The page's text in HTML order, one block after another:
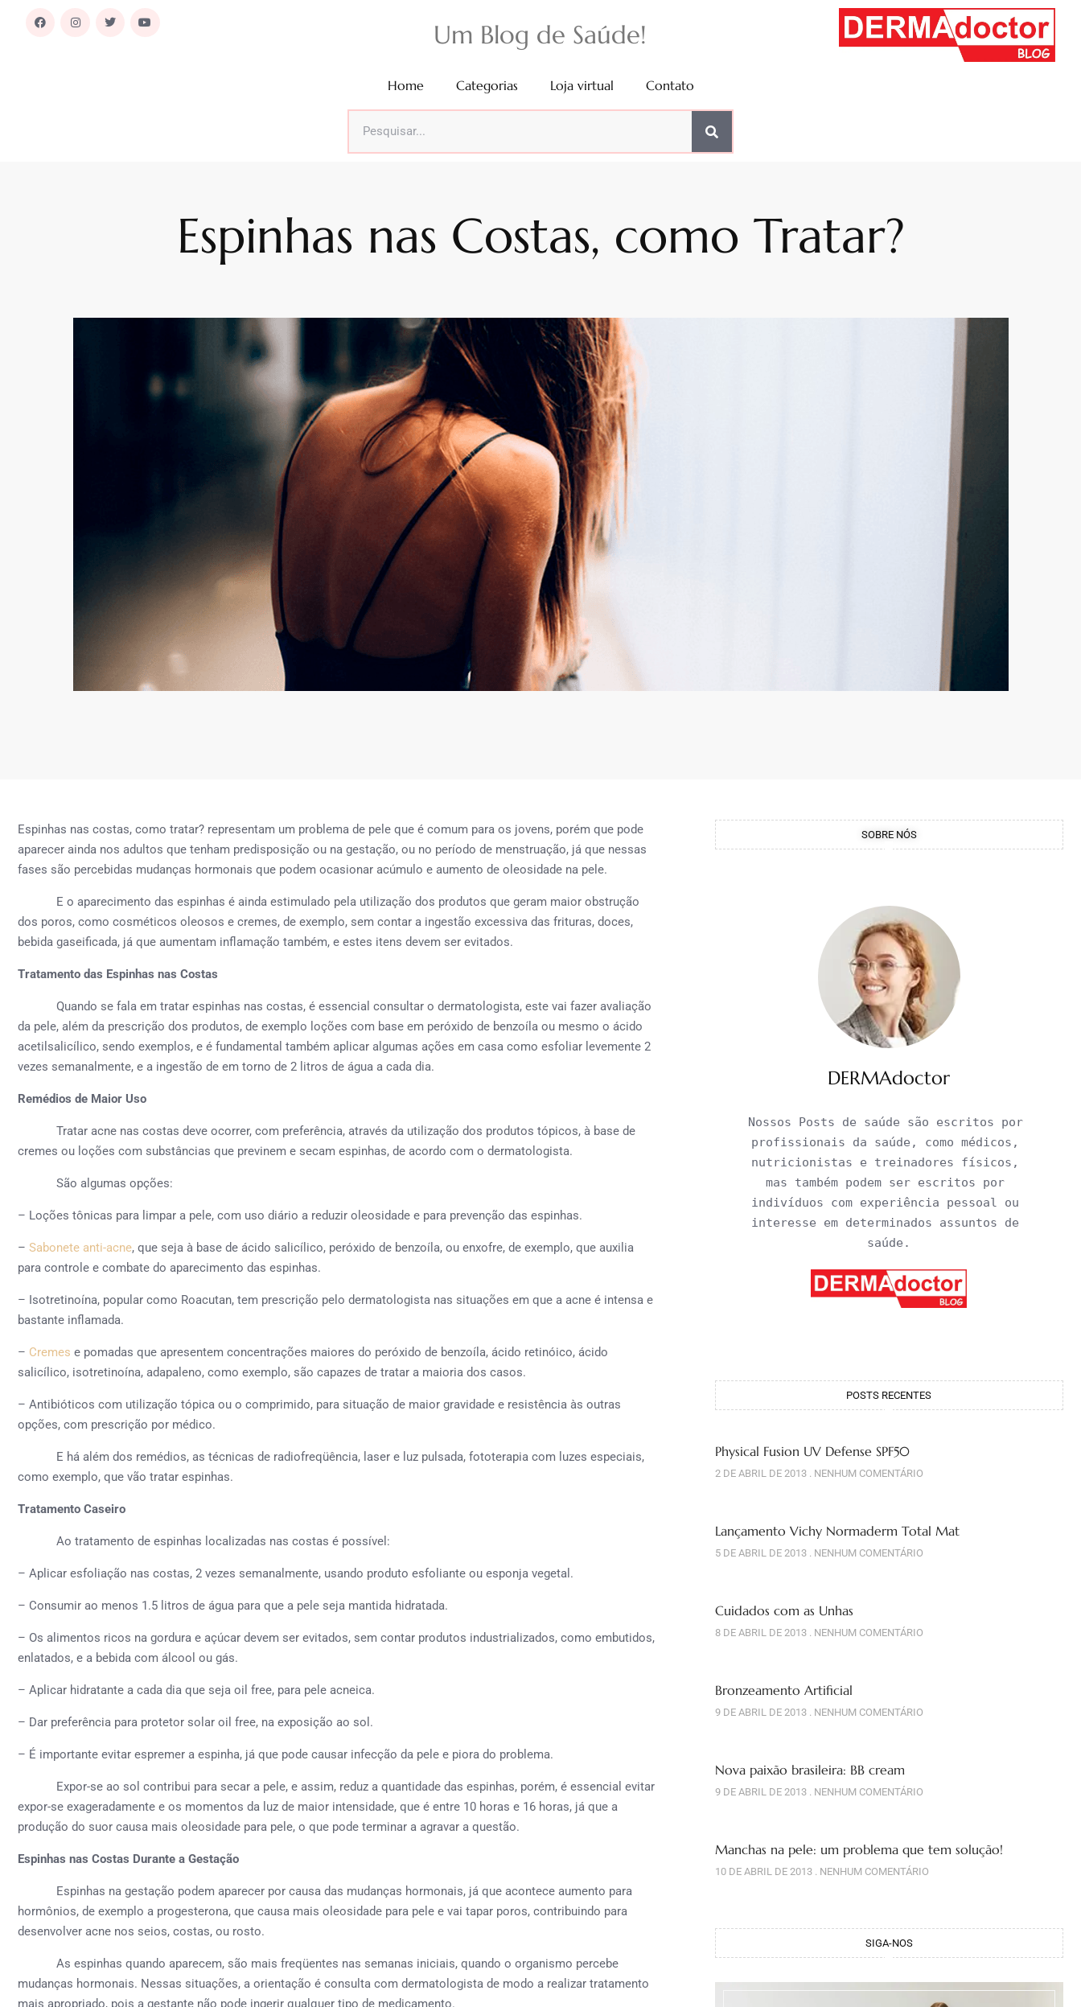
Um Blog de Saúde!
Home Categorias Loja virtual Contato
Espinhas nas Costas, como Tratar?
Espinhas nas costas, como tratar? representam um problema de pele que é comum para os jovens, porém que pode
aparecer ainda nos adultos que tenham predisposição ou na gestação, ou no período de menstruação, já que nessas
fases são percebidas mudanças hormonais que podem ocasionar acúmulo e aumento de oleosidade na pele.
E o aparecimento das espinhas é ainda estimulado pela utilização dos produtos que geram maior obstrução
dos poros, como cosméticos oleosos e cremes, de exemplo, sem contar a ingestão excessiva das frituras, doces,
bebida gaseificada, já que aumentam inflamação também, e estes itens devem ser evitados.
Tratamento das Espinhas nas Costas
Quando se fala em tratar espinhas nas costas, é essencial consultar o dermatologista, este vai fazer avaliação
da pele, além da prescrição dos produtos, de exemplo loções com base em peróxido de benzoíla ou mesmo o ácido
acetilsalicílico, sendo exemplos, e é fundamental também aplicar algumas ações em casa como esfoliar levemente 2
vezes semanalmente, e a ingestão de em torno de 2 litros de água a cada dia.
Remédios de Maior Uso
Tratar acne nas costas deve ocorrer, com preferência, através da utilização dos produtos tópicos, à base de
cremes ou loções com substâncias que previnem e secam espinhas, de acordo com o dermatologista.
São algumas opções:
– Loções tônicas para limpar a pele, com uso diário a reduzir oleosidade e para prevenção das espinhas.
– Sabonete anti-acne, que seja à base de ácido salicílico, peróxido de benzoíla, ou enxofre, de exemplo, que auxilia
para controle e combate do aparecimento das espinhas.
– Isotretinoína, popular como Roacutan, tem prescrição pelo dermatologista nas situações em que a acne é intensa e
bastante inflamada.
– Cremes e pomadas que apresentem concentrações maiores do peróxido de benzoíla, ácido retinóico, ácido
salicílico, isotretinoína, adapaleno, como exemplo, são capazes de tratar a maioria dos casos.
– Antibióticos com utilização tópica ou o comprimido, para situação de maior gravidade e resistência às outras
opções, com prescrição por médico.
E há além dos remédios, as técnicas de radiofreqüência, laser e luz pulsada, fototerapia com luzes especiais,
como exemplo, que vão tratar espinhas.
Tratamento Caseiro
Ao tratamento de espinhas localizadas nas costas é possível:
– Aplicar esfoliação nas costas, 2 vezes semanalmente, usando produto esfoliante ou esponja vegetal.
– Consumir ao menos 1.5 litros de água para que a pele seja mantida hidratada.
– Os alimentos ricos na gordura e açúcar devem ser evitados, sem contar produtos industrializados, como embutidos,
enlatados, e a bebida com álcool ou gás.
– Aplicar hidratante a cada dia que seja oil free, para pele acneica.
– Dar preferência para protetor solar oil free, na exposição ao sol.
– É importante evitar espremer a espinha, já que pode causar infecção da pele e piora do problema.
Expor-se ao sol contribui para secar a pele, e assim, reduz a quantidade das espinhas, porém, é essencial evitar
expor-se exageradamente e os momentos da luz de maior intensidade, que é entre 10 horas e 16 horas, já que a
produção do suor causa mais oleosidade para pele, o que pode terminar a agravar a questão.
Espinhas nas Costas Durante a Gestação
Espinhas na gestação podem aparecer por causa das mudanças hormonais, já que acontece aumento para
hormônios, de exemplo a progesterona, que causa mais oleosidade para pele e vai tapar poros, contribuindo para
desenvolver acne nos seios, costas, ou rosto.
As espinhas quando aparecem, são mais freqüentes nas semanas iniciais, quando o organismo percebe
mudanças hormonais. Nessas situações, a orientação é consulta com dermatologista de modo a realizar tratamento
mais apropriado, pois a gestante não pode ingerir qualquer tipo de medicamento.
SOBRE NÓS
DERMAdoctor
Nossos Posts de saúde são escritos por
profissionais da saúde, como médicos,
nutricionistas e treinadores físicos,
mas também podem ser escritos por
indivíduos com experiência pessoal ou
interesse em determinados assuntos de
saúde.
POSTS RECENTES
Physical Fusion UV Defense SPF50
2 DE ABRIL DE 2013 NENHUM COMENTÁRIO
Lançamento Vichy Normaderm Total Mat
5 DE ABRIL DE 2013 NENHUM COMENTÁRIO
Cuidados com as Unhas
8 DE ABRIL DE 2013 NENHUM COMENTÁRIO
Bronzeamento Artificial
9 DE ABRIL DE 2013 NENHUM COMENTÁRIO
Nova paixão brasileira: BB cream
9 DE ABRIL DE 2013 NENHUM COMENTÁRIO
Manchas na pele: um problema que tem solução!
10 DE ABRIL DE 2013 NENHUM COMENTÁRIO
SIGA-NOS